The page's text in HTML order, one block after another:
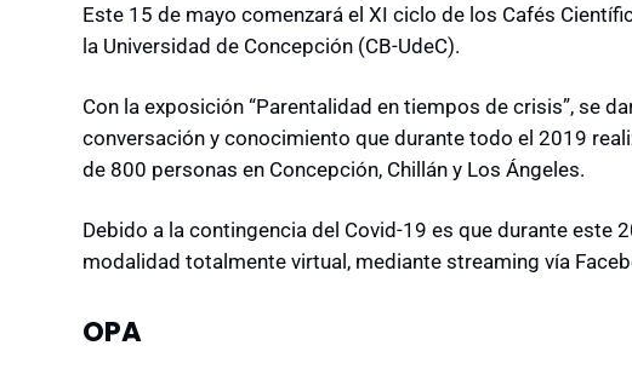
Este 15 de mayo comenzará el XI ciclo de los Cafés
la Universidad de Concepción (CB-UdeC).
Con la exposición “Parentalidad en tiempos de crisis”, se
conversación y conocimiento que durante todo el 2019
de 800 personas en Concepción, Chillán y Los Ángeles.
Debido a la contingencia del Covid-19 es que durante este
modalidad totalmente virtual, mediante streaming vía
OPA